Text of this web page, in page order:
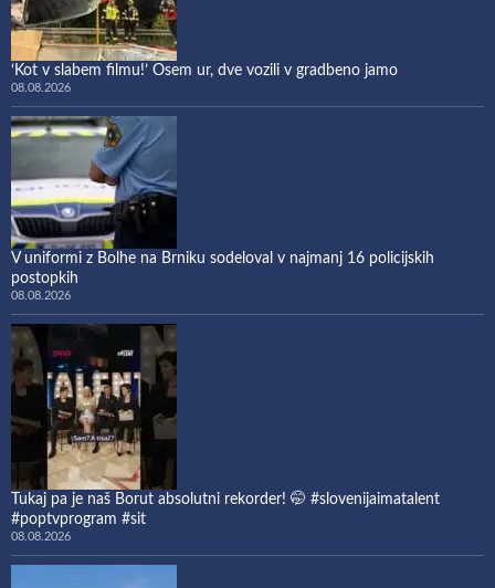
‘Kot v slabem filmu!’ Osem ur, dve vozili v gradbeno jamo
08.08.2026
V uniformi z Bolhe na Brniku sodeloval v najmanj 16 policijskih
postopkih
08.08.2026
Tukaj pa je naš Borut absolutni rekorder! 🤭 #slovenijaimatalent
#poptvprogram #sit
08.08.2026